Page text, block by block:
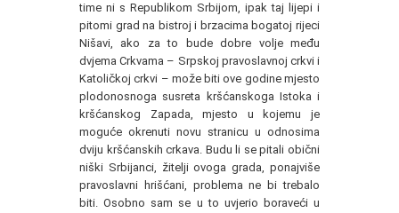
time ni s Republikom Srbijom, ipak taj lijepi i
pitomi grad na bistroj i brzacima bogatoj rijeci
Nišavi, ako za to bude dobre volje među
dvjema Crkvama – Srpskoj pravoslavnoj crkvi i
Katoličkoj crkvi – može biti ove godine mjesto
plodonosnoga susreta kršćanskoga Istoka i
kršćanskog Zapada, mjesto u kojemu je
moguće okrenuti novu stranicu u odnosima
dviju kršćanskih crkava. Budu li se pitali obični
niški Srbijanci, žitelji ovoga grada, ponajviše
pravoslavni hrišćani, problema ne bi trebalo
biti. Osobno sam se u to uvjerio boraveći u